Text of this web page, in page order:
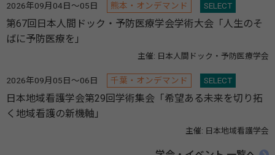
2026年09月04日～05日 熊本・オンデマンド SELECT
第67回日本人間ドック・予防医療学会学術大会「人生のそ
ばに予防医療を」
主催: 日本人間ドック・予防医療学会
2026年09月05日～06日 千葉・オンデマンド SELECT
日本地域看護学会第29回学術集会「希望ある未来を切り拓
く地域看護の新機軸」
主催: 日本地域看護学会